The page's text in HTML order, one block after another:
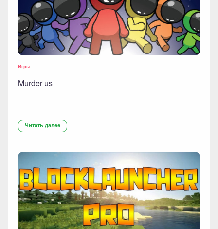
Игры
Murder us
Читать далее